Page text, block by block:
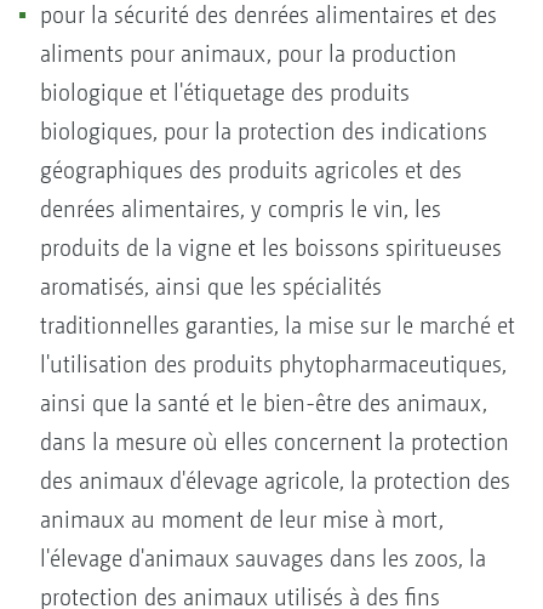
pour la sécurité des denrées alimentaires et des
aliments pour animaux, pour la production
biologique et l'étiquetage des produits
biologiques, pour la protection des indications
géographiques des produits agricoles et des
denrées alimentaires, y compris le vin, les
produits de la vigne et les boissons spiritueuses
aromatisés, ainsi que les spécialités
traditionnelles garanties, la mise sur le marché et
l'utilisation des produits phytopharmaceutiques,
ainsi que la santé et le bien-être des animaux,
dans la mesure où elles concernent la protection
des animaux d'élevage agricole, la protection des
animaux au moment de leur mise à mort,
l'élevage d'animaux sauvages dans les zoos, la
protection des animaux utilisés à des fins